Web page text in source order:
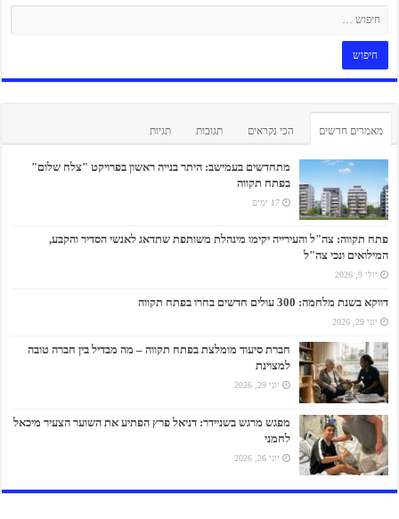
מאמרים חדשים הכי נקראים תגובות תגיות
מתחדשים בעמישב: היתר בנייה ראשון בפרויקט "צלח שלום"
בפתח תקווה
17 ימים
פתח תקווה: צה"ל והעירייה יקימו מינהלת משותפת שתדאג לאנשי הסדיר והקבע,
המילואים ונכי צה"ל
יולי 9, 2026
דווקא בשנת מלחמה: 300 עולים חדשים בחרו בפתח תקווה
יוני 29, 2026
חברת סיעוד מומלצת בפתח תקווה – מה מבדיל בין חברה טובה
למצוינת
יוני 29, 2026
מפגש מרגש בשניידר: דניאל פרץ הפתיע את השוער הצעיר מיכאל
לחמני
יוני 26, 2026